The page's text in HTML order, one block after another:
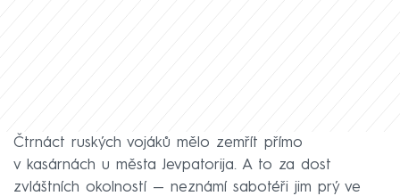
Čtrnáct ruských vojáků mělo zemřít přímo
v kasárnách u města Jevpatorija. A to za dost
zvláštních okolností — neznámí sabotéři jim prý ve